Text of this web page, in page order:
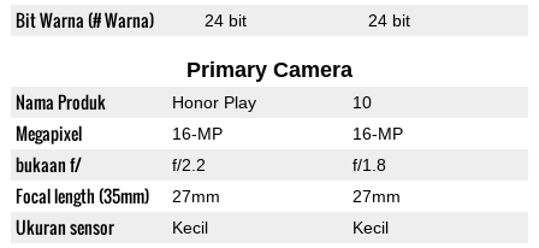
Bit Warna (# Warna) 24 bit 24 bit
Primary Camera
Nama Produk Honor Play 10
Megapixel 16-MP 16-MP
bukaan f/ f/2.2 f/1.8
Focal length (35mm) 27mm 27mm
Ukuran sensor Kecil Kecil